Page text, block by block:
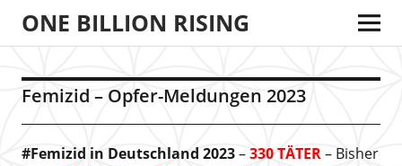
ONE BILLION RISING
Femizid – Opfer-Meldungen 2023
#Femizid in Deutschland 2023–330 TÄTER– Bisher